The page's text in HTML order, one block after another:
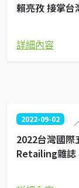
賴亮孜 接掌台
詳細內容
2022-09-02
2022台灣國
Retailing雜誌